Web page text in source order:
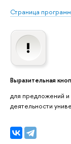
Страница
Выразительная
для предложений и
деятельности